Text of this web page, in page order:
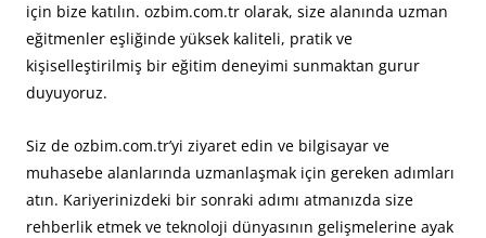
için bize katılın. ozbim.com.tr olarak, size alanında uzman
eğitmenler eşliğinde yüksek kaliteli, pratik ve
kişiselleştirilmiş bir eğitim deneyimi sunmaktan gurur
duyuyoruz.
Siz de ozbim.com.tr’yi ziyaret edin ve bilgisayar ve
muhasebe alanlarında uzmanlaşmak için gereken adımları
atın. Kariyerinizdeki bir sonraki adımı atmanızda size
rehberlik etmek ve teknoloji dünyasının gelişmelerine ayak